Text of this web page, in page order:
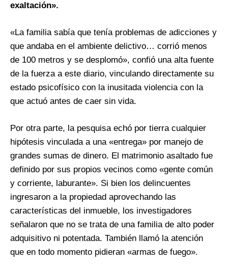
exaltación».
«La familia sabía que tenía problemas de adicciones y
que andaba en el ambiente delictivo… corrió menos
de 100 metros y se desplomó», confió una alta fuente
de la fuerza a este diario, vinculando directamente su
estado psicofísico con la inusitada violencia con la
que actuó antes de caer sin vida.
Por otra parte, la pesquisa echó por tierra cualquier
hipótesis vinculada a una «entrega» por manejo de
grandes sumas de dinero. El matrimonio asaltado fue
definido por sus propios vecinos como «gente común
y corriente, laburante». Si bien los delincuentes
ingresaron a la propiedad aprovechando las
características del inmueble, los investigadores
señalaron que no se trata de una familia de alto poder
adquisitivo ni potentada. También llamó la atención
que en todo momento pidieran «armas de fuego».